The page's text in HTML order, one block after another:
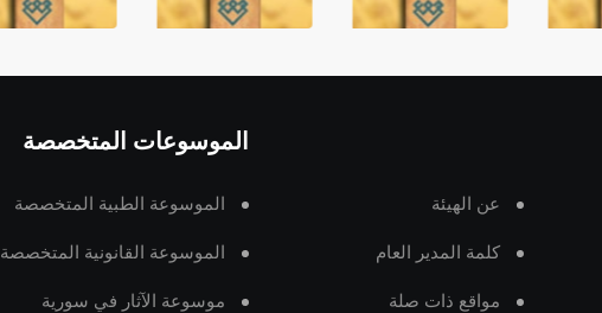
عن الهيئة
كلمة المدير العام
مواقع ذات صلة
الموسوعات المتخصصة
الموسوعة الطبية المتخصصة
الموسوعة القانونية المتخصصة
موسوعة الآثار في سورية